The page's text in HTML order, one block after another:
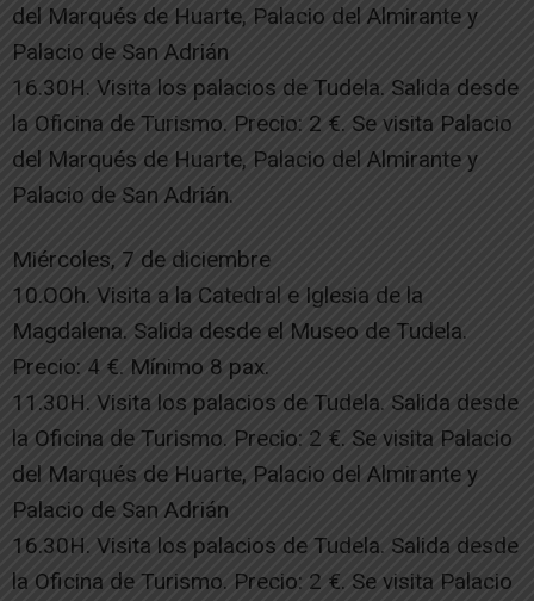
del Marqués de Huarte, Palacio del Almirante y
Palacio de San Adrián
16.30H. Visita los palacios de Tudela. Salida desde
la Oficina de Turismo. Precio: 2 €. Se visita Palacio
del Marqués de Huarte, Palacio del Almirante y
Palacio de San Adrián.
Miércoles, 7 de diciembre
10.OOh. Visita a la Catedral e Iglesia de la
Magdalena. Salida desde el Museo de Tudela.
Precio: 4 €. Mínimo 8 pax.
11.30H. Visita los palacios de Tudela. Salida desde
la Oficina de Turismo. Precio: 2 €. Se visita Palacio
del Marqués de Huarte, Palacio del Almirante y
Palacio de San Adrián
16.30H. Visita los palacios de Tudela. Salida desde
la Oficina de Turismo. Precio: 2 €. Se visita Palacio